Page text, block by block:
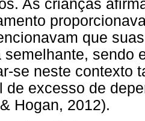
As crianças
que
semelhante, sendo
se neste contexto
de excesso de
Hogan, 2012).